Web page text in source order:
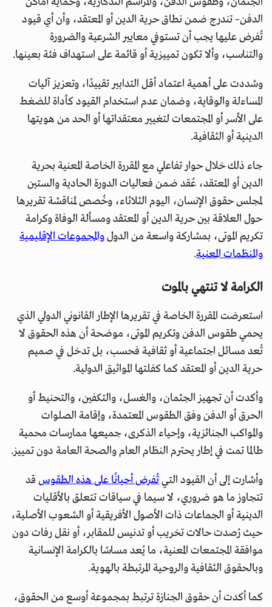
الدفن– تندرج ضمن نطاق حرية الدين أو المعتقد، وأن أي قيود
تُفرض عليها يجب أن تستوفي معايير الشرعية والضرورة
والتناسب، وألا تكون تمييزية أو قائمة على استهداف فئة بعينها.
وشددت على أهمية اعتماد أقل التدابير تقييدًا، وتعزيز آليات
المساءلة والوقاية، وضمان عدم استخدام القيود كأداة للضغط
على الأسر أو المجتمعات لتغيير معتقداتها أو الحد من هويتها
الدينية أو الثقافية.
جاء ذلك خلال حوار تفاعلي مع المقررة الخاصة المعنية بحرية
الدين أو المعتقد، عُقد ضمن فعاليات الدورة الحادية والستين
لمجلس حقوق الإنسان، اليوم الثلاثاء، وخُصص لمناقشة تقريرها
حول العلاقة بين حرية الدين أو المعتقد ومسألة الوفاة وكرامة
تكريم الموتى، بمشاركة واسعة من الدولوالمجموعات الإقليمية
والمنظمات المعنية.
الكرامة لا تنتهي بالموت
استعرضت المقررة الخاصة في تقريرها الإطار القانوني الدولي الذي
يحمي طقوس الدفن وتكريم الموتى، موضحة أن هذه الحقوق لا
تُعد مسائل اجتماعية أو ثقافية فحسب، بل تدخل في صميم
حرية الدين أو المعتقد كما كفلتها المواثيق الدولية.
وأكدت أن تجهيز الجثمان، والغسل، والتكفين، والتحنيط أو
الحرق أو الدفن وفق الطقوس المعتمدة، وإقامة الصلوات
والمواكب الجنائزية، وإحياء الذكرى، جميعها ممارسات محمية
طالما تمت في إطار يحترم النظام العام والصحة العامة دون تمييز.
وأشارت إلى أن القيود التيتُفرض أحيانًا على هذه الطقوس قد
تتجاوز ما هو ضروري، لا سيما في سياقات تتعلق بالأقليات
الدينية أو الجماعات ذات الأصول الأفريقية أو الشعوب الأصلية،
حيث رُصدت حالات تخريب أو تدنيس للمقابر، أو نقل رفات دون
موافقة المجتمعات المعنية، ما يُعد مساسًا بالكرامة الإنسانية
وبالحقوق الثقافية والروحية المرتبطة بالهوية.
كما أكدت أن حقوق الجنازة ترتبط بمجموعة أوسع من الحقوق،